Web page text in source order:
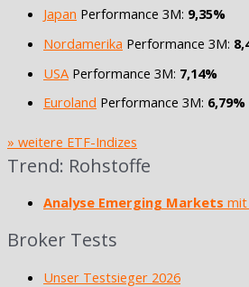
Japan Performance 3M: 9,35%
Nordamerika Performance 3M:
USA Performance 3M: 7,14%
Euroland Performance 3M: 6,79%
» weitere ETF-Indizes
Trend: Rohstoffe
Analyse Emerging Markets mit
Broker Tests
Unser Testsieger 2026